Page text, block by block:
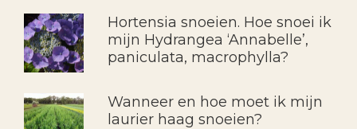
Hortensia snoeien. Hoe snoei ik
mijn Hydrangea ‘Annabelle’,
paniculata, macrophylla?
Wanneer en hoe moet ik mijn
laurier haag snoeien?